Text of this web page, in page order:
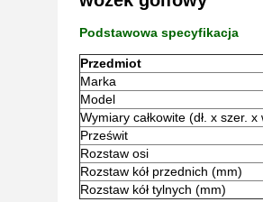
Podstawowa specyfikacja
Przedmiot
Marka
Model
Wymiary całkowite (dł. x szer. x
Prześwit
Rozstaw osi
Rozstaw kół przednich (mm)
Rozstaw kół tylnych (mm)